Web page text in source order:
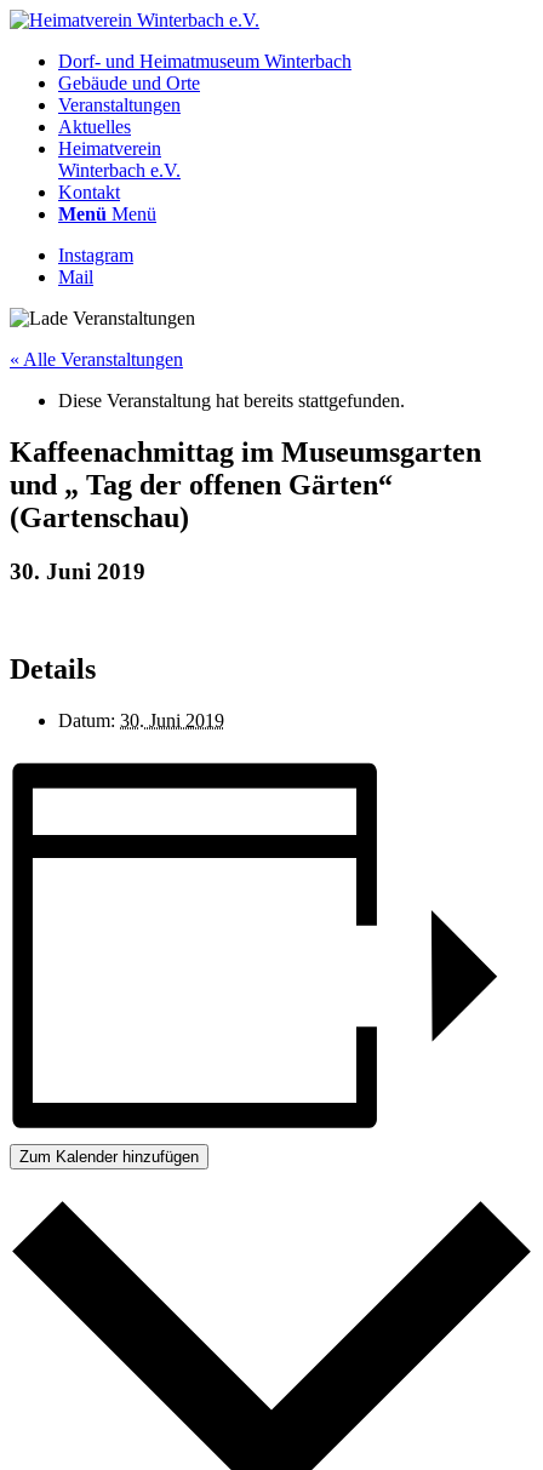
Dorf- und Heimatmuseum Winterbach
Gebäude und Orte
Veranstaltungen
Aktuelles
Heimatverein
Winterbach e.V.
Kontakt
Menü Menü
Instagram
Mail
« Alle Veranstaltungen
Diese Veranstaltung hat bereits stattgefunden.
Kaffeenachmittag im Museumsgarten
und „ Tag der offenen Gärten“
(Gartenschau)
30. Juni 2019
Details
Datum: 30. Juni 2019
Zum Kalender hinzufügen